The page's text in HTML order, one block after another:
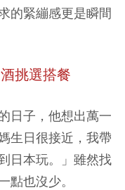
的緊繃感更是瞬間
挑選搭餐
日子，他想出萬一
生日很接近，我帶
日本玩。」雖然找
點也沒少。